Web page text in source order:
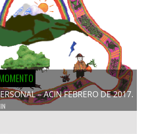
– ACIN FEBRERO DE 2017.